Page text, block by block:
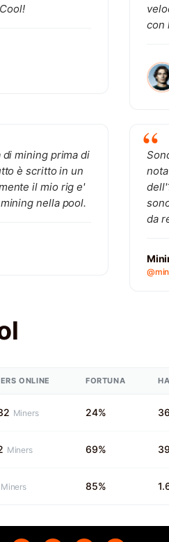
con
mining prima di
è scritto in un
il mio rig e'
nella pool.
da
ONLINE FORTUNA
Miners 24%
Miners 69%
Miners 85%